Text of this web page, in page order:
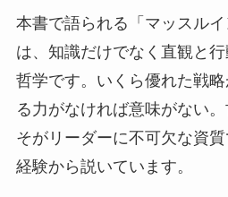
本書で語られる「マッスル
は、知識だけでなく直観と
哲学です。いくら優れた戦
る力がなければ意味がない
そがリーダーに不可欠な資
経験から説いています。